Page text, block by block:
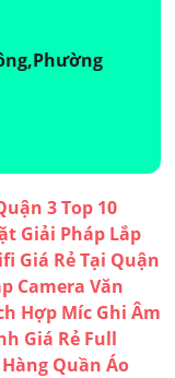
3Top 10
Giải Pháp Lắp
Giá Rẻ Tại Quận
Camera Văn
Hợp Míc Ghi Âm
Giá Rẻ Full
Quần Áo